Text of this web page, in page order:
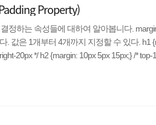
Property)
정하는 속성들에 대하여 알아봅니다.
. 값은 1개부터 4개까지 지정할 수 있다. h1
20px */ h2 {margin: 10px 5px 15px;} /* top-